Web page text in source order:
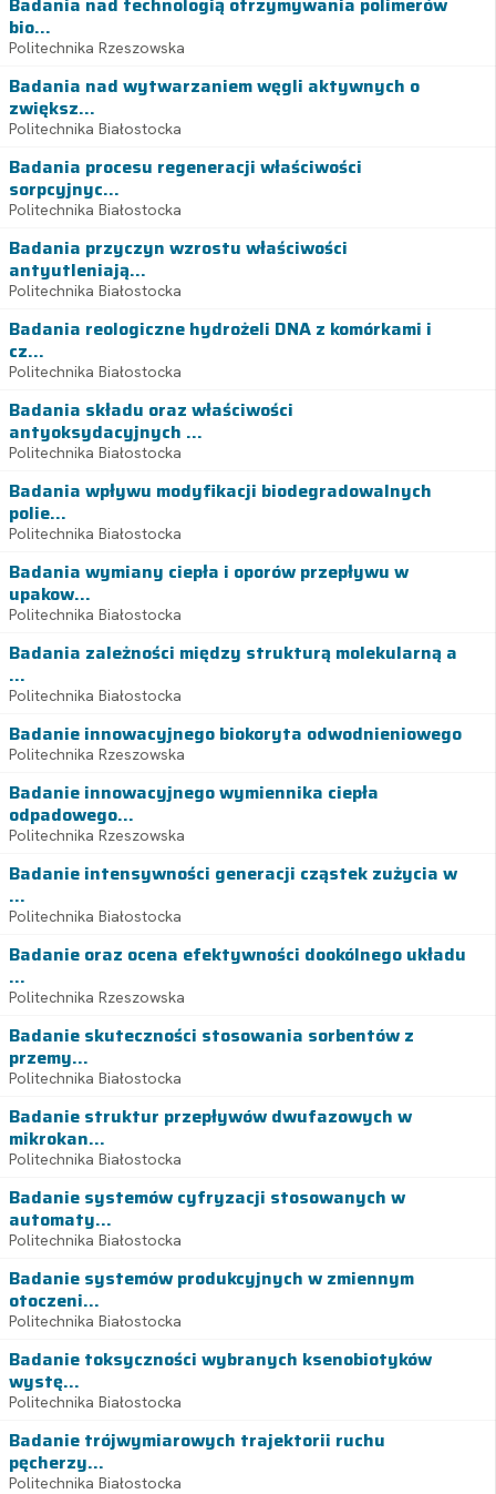
bio...
Politechnika Rzeszowska
Badania nad wytwarzaniem węgli aktywnych o
zwiększ...
Politechnika Białostocka
Badania procesu regeneracji właściwości
sorpcyjnyc...
Politechnika Białostocka
Badania przyczyn wzrostu właściwości
antyutleniają...
Politechnika Białostocka
Badania reologiczne hydrożeli DNA z komórkami i
cz...
Politechnika Białostocka
Badania składu oraz właściwości
antyoksydacyjnych ...
Politechnika Białostocka
Badania wpływu modyfikacji biodegradowalnych
polie...
Politechnika Białostocka
Badania wymiany ciepła i oporów przepływu w
upakow...
Politechnika Białostocka
Badania zależności między strukturą molekularną a
...
Politechnika Białostocka
Badanie innowacyjnego biokoryta odwodnieniowego
Politechnika Rzeszowska
Badanie innowacyjnego wymiennika ciepła
odpadowego...
Politechnika Rzeszowska
Badanie intensywności generacji cząstek zużycia w
...
Politechnika Białostocka
Badanie oraz ocena efektywności dookólnego układu
...
Politechnika Rzeszowska
Badanie skuteczności stosowania sorbentów z
przemy...
Politechnika Białostocka
Badanie struktur przepływów dwufazowych w
mikrokan...
Politechnika Białostocka
Badanie systemów cyfryzacji stosowanych w
automaty...
Politechnika Białostocka
Badanie systemów produkcyjnych w zmiennym
otoczeni...
Politechnika Białostocka
Badanie toksyczności wybranych ksenobiotyków
wystę...
Politechnika Białostocka
Badanie trójwymiarowych trajektorii ruchu
pęcherzy...
Politechnika Białostocka